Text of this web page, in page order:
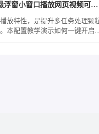
电脑浏览器开启悬浮窗小窗口播放网页视频可以做到边看边工作
放特性，是提升多任务处理颗
本配置教学演示如何一键开启画